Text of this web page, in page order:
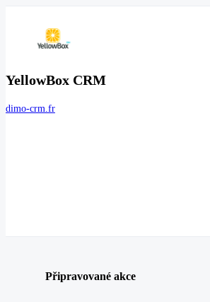
YellowBox CRM
dimo-crm.fr
Připravované akce